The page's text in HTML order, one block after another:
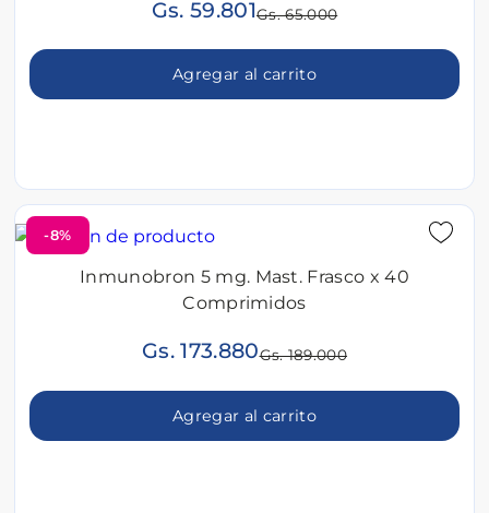
Gs. 59.801Gs. 65.000
Agregar al carrito
-8%
Inmunobron 5 mg. Mast. Frasco x 40
Comprimidos
Gs. 173.880Gs. 189.000
Agregar al carrito